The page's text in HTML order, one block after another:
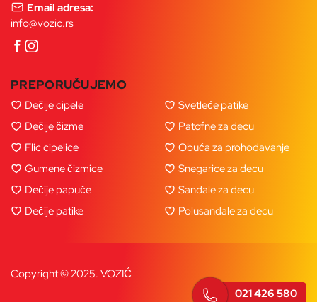
Email adresa:
info@vozic.rs
PREPORUČUJEMO
Dečije cipele
Dečije čizme
Flic cipelice
Gumene čizmice
Dečije papuče
Dečije patike
Svetleće patike
Patofne za decu
Obuća za prohodavanje
Snegarice za decu
Sandale za decu
Polusandale za decu
Copyright © 2025. VOZIĆ
021 426 580